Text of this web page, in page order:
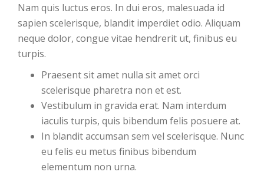
Nam quis luctus eros. In dui eros, malesuada id
sapien scelerisque, blandit imperdiet odio. Aliquam
neque dolor, congue vitae hendrerit ut, finibus eu
turpis.
Praesent sit amet nulla sit amet orci
scelerisque pharetra non et est.
Vestibulum in gravida erat. Nam interdum
iaculis turpis, quis bibendum felis posuere at.
In blandit accumsan sem vel scelerisque. Nunc
eu felis eu metus finibus bibendum
elementum non urna.